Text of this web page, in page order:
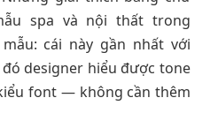
spa và nội thất trong
cái này gần nhất với
designer hiểu được tone
font — không cần thêm